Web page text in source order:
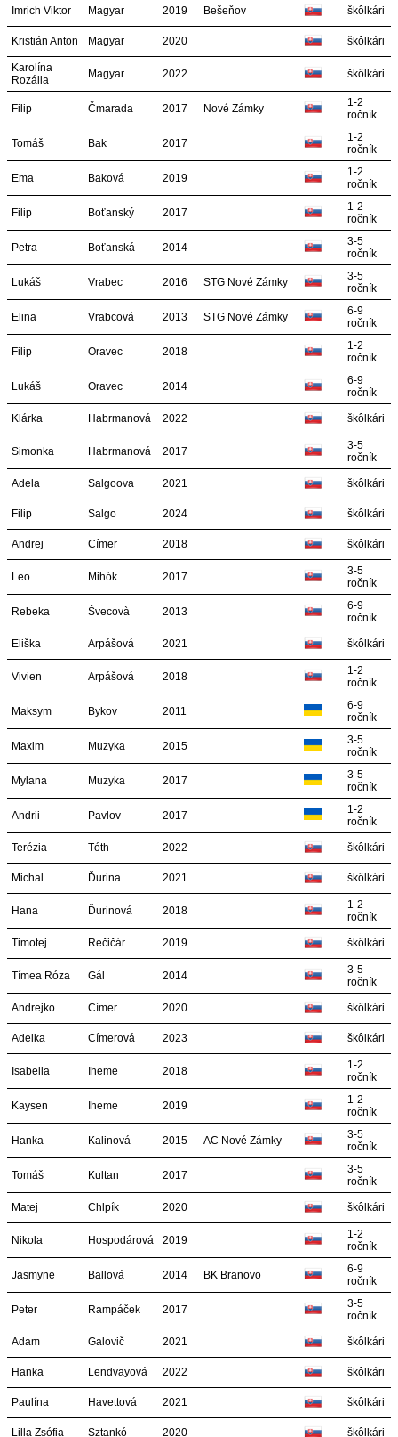
Imrich Viktor Magyar 2019 Bešeňov škôlkári
Kristián Anton Magyar 2020 škôlkári
Karolína
Rozália
Magyar 2022 škôlkári
Filip Čmarada 2017 Nové Zámky
1-2
ročník
Tomáš Bak 2017
1-2
ročník
Ema Baková 2019
1-2
ročník
Filip Boťanský 2017
1-2
ročník
Petra Boťanská 2014
3-5
ročník
Lukáš Vrabec 2016 STG Nové Zámky
3-5
ročník
Elina Vrabcová 2013 STG Nové Zámky
6-9
ročník
Filip Oravec 2018
1-2
ročník
Lukáš Oravec 2014
6-9
ročník
Klárka Habrmanová 2022 škôlkári
Simonka Habrmanová 2017
3-5
ročník
Adela Salgoova 2021 škôlkári
Filip Salgo 2024 škôlkári
Andrej Címer 2018 škôlkári
Leo Mihók 2017
3-5
ročník
Rebeka Švecovà 2013
6-9
ročník
Eliška Arpášová 2021 škôlkári
Vivien Arpášová 2018
1-2
ročník
Maksym Bykov 2011
6-9
ročník
Maxim Muzyka 2015
3-5
ročník
Mylana Muzyka 2017
3-5
ročník
Andrii Pavlov 2017
1-2
ročník
Terézia Tóth 2022 škôlkári
Michal Ďurina 2021 škôlkári
Hana Ďurinová 2018
1-2
ročník
Timotej Rečičár 2019 škôlkári
Tímea Róza Gál 2014
3-5
ročník
Andrejko Címer 2020 škôlkári
Adelka Címerová 2023 škôlkári
Isabella Iheme 2018
1-2
ročník
Kaysen Iheme 2019
1-2
ročník
Hanka Kalinová 2015 AC Nové Zámky
3-5
ročník
Tomáš Kultan 2017
3-5
ročník
Matej Chlpík 2020 škôlkári
Nikola Hospodárová 2019
1-2
ročník
Jasmyne Ballová 2014 BK Branovo
6-9
ročník
Peter Rampáček 2017
3-5
ročník
Adam Galovič 2021 škôlkári
Hanka Lendvayová 2022 škôlkári
Paulína Havettová 2021 škôlkári
Lilla Zsófia Sztankó 2020 škôlkári